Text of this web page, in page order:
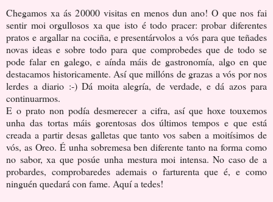
Chegamos xa ás 20000 visitas en menos dun ano! O que nos fai
sentir moi orgullosos xa que isto é todo pracer: probar diferentes
pratos e argallar na cociña, e presentárvolos a vós para que teñades
novas ideas e sobre todo para que comprobedes que de todo se
pode falar en galego, e aínda máis de gastronomía, algo en que
destacamos historicamente. Así que millóns de grazas a vós por nos
lerdes a diario :-) Dá moita alegría, de verdade, e dá azos para
continuarmos.
E o prato non podía desmerecer a cifra, así que hoxe touxemos
unha das tortas máis gorentosas dos últimos tempos e que está
creada a partir desas galletas que tanto vos saben a moitísimos de
vós, as Oreo. É unha sobremesa ben diferente tanto na forma como
no sabor, xa que posúe unha mestura moi intensa. No caso de a
probardes, comprobaredes ademais o farturenta que é, e como
ninguén quedará con fame. Aquí a tedes!